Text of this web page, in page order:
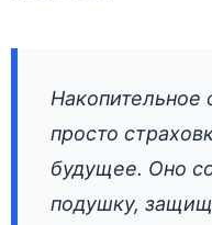
Накопительное
просто
будущее. Оно
подушку,